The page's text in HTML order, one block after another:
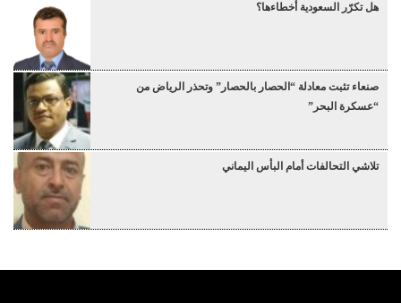
هل تكرّر السعودية أخطاءها؟
صنعاء تثبت معادلة “الحصار بالحصار” وتحذر الرياض من
“عسكرة البحر”
تلاشي التحالفات أمام البأس اليماني